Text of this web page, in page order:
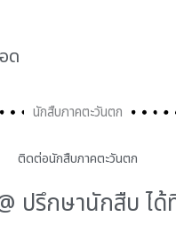
ด
นักสืบภาคตะวันตก
ติดต่อนักสืบภาคตะวันตก
ปรึกษานักสืบ ได้